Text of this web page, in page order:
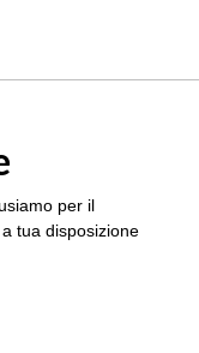
per il
tua disposizione